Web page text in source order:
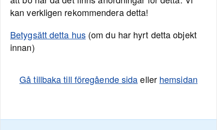
kan verkligen rekommendera detta!
Betygsätt detta hus(om du har hyrt detta objekt
innan)
Gå tillbaka till föregående sidaeller hemsidan